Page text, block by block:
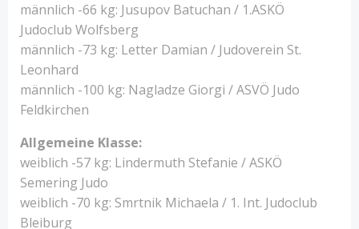
männlich -66 kg: Jusupov Batuchan / 1.ASKÖ
Judoclub Wolfsberg
männlich -73 kg: Letter Damian / Judoverein St.
Leonhard
männlich -100 kg: Nagladze Giorgi / ASVÖ Judo
Feldkirchen
Allgemeine Klasse:
weiblich -57 kg: Lindermuth Stefanie / ASKÖ
Semering Judo
weiblich -70 kg: Smrtnik Michaela / 1. Int. Judoclub
Bleiburg